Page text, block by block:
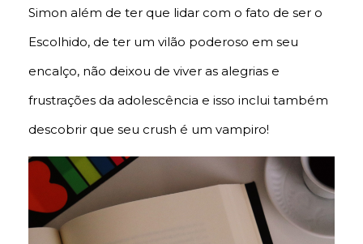
Simon além de ter que lidar com o fato de ser o
Escolhido, de ter um vilão poderoso em seu
encalço, não deixou de viver as alegrias e
frustrações da adolescência e isso inclui também
descobrir que seu crush é um vampiro!